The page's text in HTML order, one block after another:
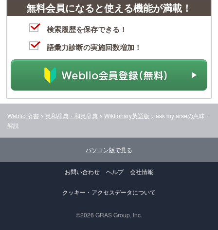
無料会員になると使える機能が満載！
検索履歴を保存できる！
語彙力診断の実施回数増加！
Weblio 辞書 > 英和辞典・和英辞典 > Wiktionary英語版 > ask my arseの意味・
解説
パソコン版で見る
お問い合わせ ヘルプ 会社情報
クッキー・アクセスデータについて
©2026 GRAS Group, Inc.